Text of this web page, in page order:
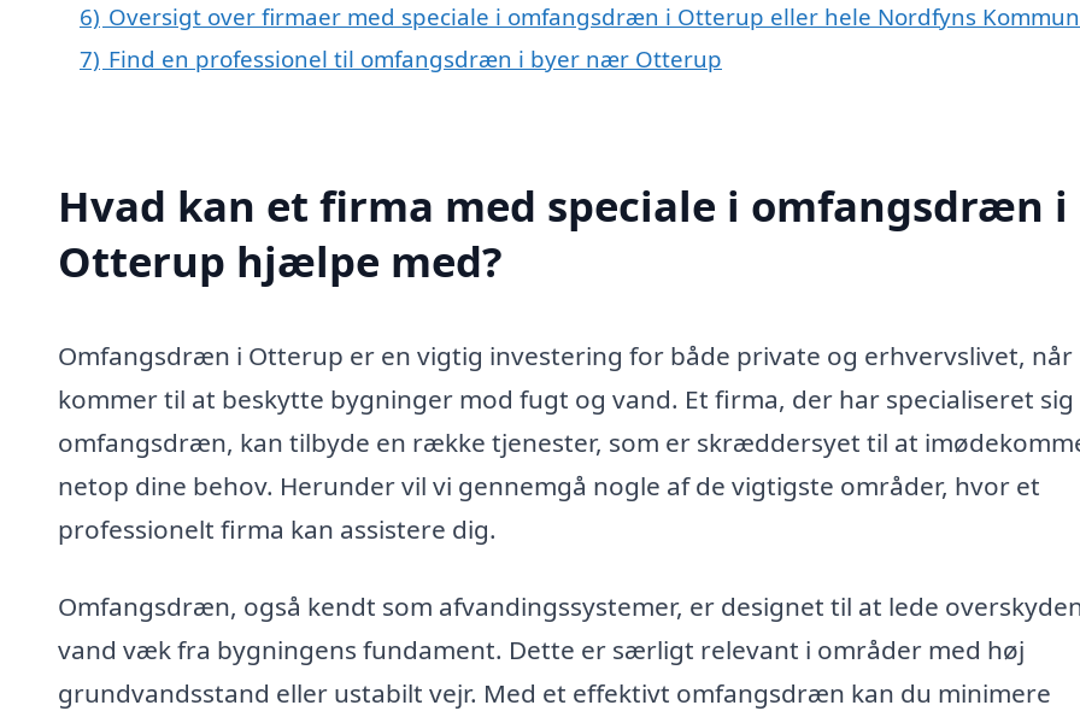
6) Oversigt over firmaer med speciale i omfangsdræn i Otterup eller hele Nordfyns
7) Find en professionel til omfangsdræn i byer nær Otterup
Hvad kan et firma med speciale i omfangsdræn i
Otterup hjælpe med?
Omfangsdræn i Otterup er en vigtig investering for både private og erhvervslivet, når
kommer til at beskytte bygninger mod fugt og vand. Et firma, der har specialiseret sig
omfangsdræn, kan tilbyde en række tjenester, som er skræddersyet til at
netop dine behov. Herunder vil vi gennemgå nogle af de vigtigste områder, hvor et
professionelt firma kan assistere dig.
Omfangsdræn, også kendt som afvandingssystemer, er designet til at lede
vand væk fra bygningens fundament. Dette er særligt relevant i områder med høj
grundvandsstand eller ustabilt vejr. Med et effektivt omfangsdræn kan du minimere